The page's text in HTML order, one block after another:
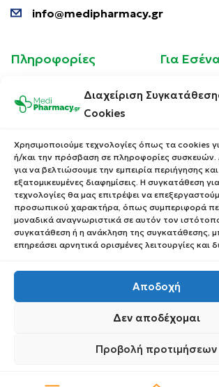
Διαχείριση
Cookies
Χρησιμοποιούμε τεχνολογίες όπως τα cookies
ή/και την πρόσβαση σε πληροφορίες συσκευών.
για να βελτιώσουμε την εμπειρία περιήγησης
εξατομικευμένες διαφημίσεις. Η συγκατάθεση
τεχνολογίες θα μας επιτρέψει να
προσωπικού χαρακτήρα, όπως συμπεριφορά
μοναδικά αναγνωριστικά σε αυτόν τον
συγκατάθεση ή η ανάκληση της συγκατάθεσης,
επηρεάσει αρνητικά ορισμένες λειτουργίες και
Αποδοχή
Δεν αποδέχομαι
Προβολή προτιμήσεων
info@medipharmacy.gr
Πληροφορίες
Blog
Όροι Χρήσης
Πολιτική Απορρήτου
Τρόποι Αποστολής
Τρόποι Πληρωμής
Για
Έλεγχος
Κέρδισε
Έκπτωσης
Copyright © 2023 Medipharmacy. All